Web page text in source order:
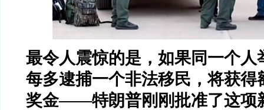
最令人震惊的是，如果同一个人
每多逮捕一个非法移民，将获得
奖金——特朗普刚刚批准了这项